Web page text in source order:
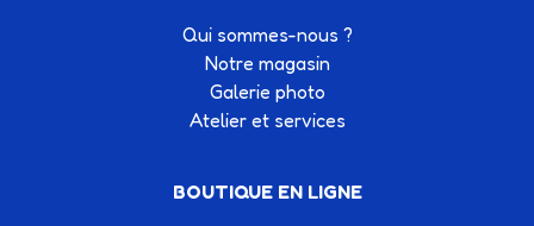
Qui sommes-nous ?
Notre magasin
Galerie photo
Atelier et services
BOUTIQUE EN LIGNE